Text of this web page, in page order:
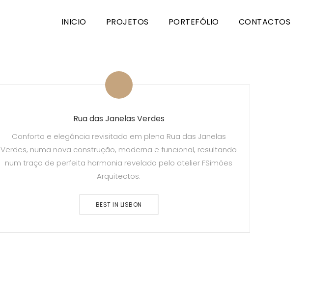
INICIO PROJETOS PORTEFÓLIO CONTACTOS
Rua das Janelas Verdes
Conforto e elegância revisitada em plena Rua das Janelas
Verdes, numa nova construção, moderna e funcional, resultando
num traço de perfeita harmonia revelado pelo atelier FSimões
Arquitectos.
BEST IN LISBON